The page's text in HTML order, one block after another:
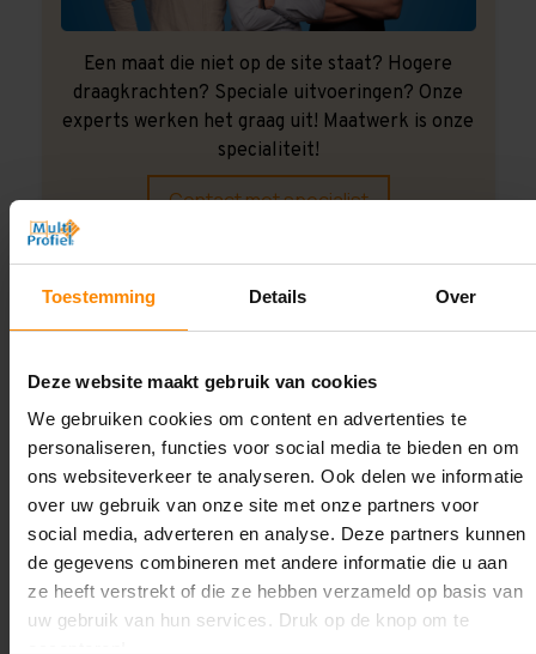
Toestemming Details Over
Deze website maakt gebruik van cookies
We gebruiken cookies om content en advertenties te
personaliseren, functies voor social media te bieden en om
ons websiteverkeer te analyseren. Ook delen we informatie
over uw gebruik van onze site met onze partners voor
social media, adverteren en analyse. Deze partners kunnen
de gegevens combineren met andere informatie die u aan
ze heeft verstrekt of die ze hebben verzameld op basis van
uw gebruik van hun services. Druk op de knop om te
Een maat die niet op de site staat? Hogere
draagkrachten? Speciale uitvoeringen? Onze
experts werken het graag uit! Maatwerk is onze
specialiteit!
Contact met specialist
Montage uitbesteden?